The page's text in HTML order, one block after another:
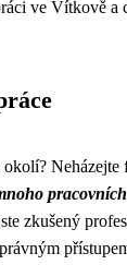
ve Vítkově a
Neházejte
zkušený